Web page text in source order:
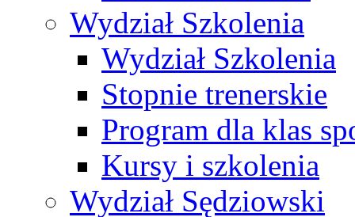
Wydział Szkolenia
Wydział Szkolenia
Stopnie trenerskie
Program dla klas
Kursy i szkolenia
Wydział Sędziowski